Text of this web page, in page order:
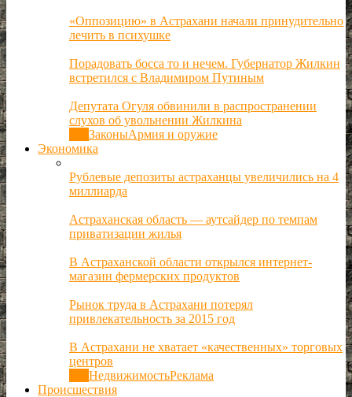
«Оппозицию» в Астрахани начали принудительно
лечить в психушке
Порадовать босса то и нечем. Губернатор Жилкин
встретился с Владимиром Путиным
Депутата Огуля обвинили в распространении
слухов об увольнении Жилкина
ЗаконыАрмия и оружие
Экономика
Рублевые депозиты астраханцы увеличились на 4
миллиарда
Астраханская область — аутсайдер по темпам
приватизации жилья
В Астраханской области открылся интернет-
магазин фермерских продуктов
Рынок труда в Астрахани потерял
привлекательность за 2015 год
В Астрахани не хватает «качественных» торговых
центров
НедвижимостьРеклама
Происшествия